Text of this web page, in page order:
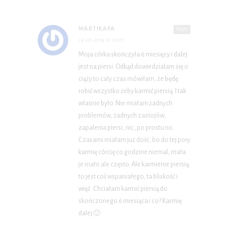
MARTIKAPA
Moja córka skończyła 6 miesięcy i dalej
jest na piersi. Odkąd dowiedzialam się o
ciąży to cały czas mówiłam, że będę
robić wszystko żeby karmić piersią. I tak
właśnie było. Nie miałam żadnych
problemów, żadnych zastojów,
zapalenia piersi, nic, po prostu nic.
Czasami miałam już dość, bo do tej pory
karmię córcię co godzine niemal, mała
je mało ale często. Ale karmienie piersią
to jest coś wspaniałego, ta bliskość i
więź. Chciałam karmić piersią do
skończonego 6 miesiąca i co? Karmię
dalej 🙂